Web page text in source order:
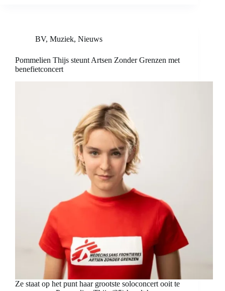
BV, Muziek, Nieuws
Pommelien Thijs steunt Artsen Zonder Grenzen met
benefietconcert
Ze staat op het punt haar grootste soloconcert ooit te